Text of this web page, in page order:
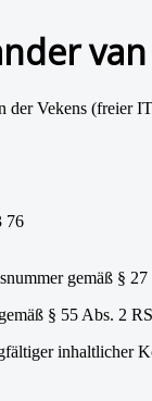
Vekens (freier
76
gemäß §
§ 55 Abs. 2
inhaltlicher